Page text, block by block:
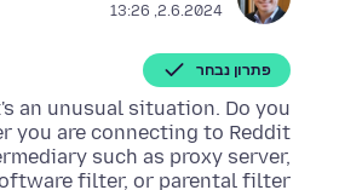
2.6.2024, 13:26
פתרון נבחר
an unusual situation. Do you
you are connecting to Reddit
such as proxy server,
filter, or parental filter?